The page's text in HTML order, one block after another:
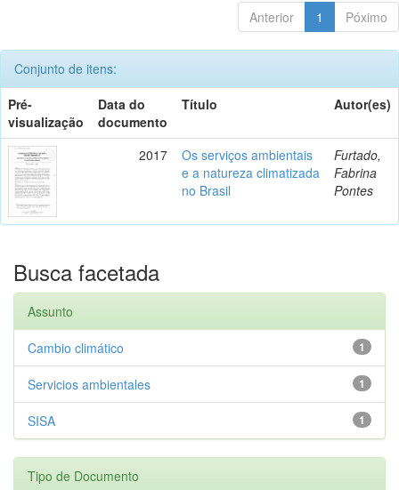
Anterior 1 Póximo
Conjunto de itens:
Pré-
visualização
Data do
documento
Título Autor(es)
2017
Os serviços ambientais
e a natureza climatizada
no Brasil
Furtado,
Fabrina
Pontes
Busca facetada
Assunto
1
Cambio climático
1
Servicios ambientales
1
SISA
Tipo de Documento